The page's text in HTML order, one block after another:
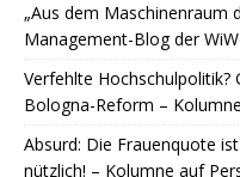
„Aus dem Maschinenraum
Management-Blog der
Verfehlte Hochschulpolitik?
Bologna-Reform –
Absurd: Die Frauenquote
nützlich! – Kolumne auf